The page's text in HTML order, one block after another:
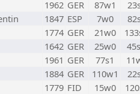
1962 GER 87w1
1847 ESP 7w0
1774 GER 21w0
1642 GER 25w0
1961 GER 77s1
1884 GER 110w1
1779 FID 15w0